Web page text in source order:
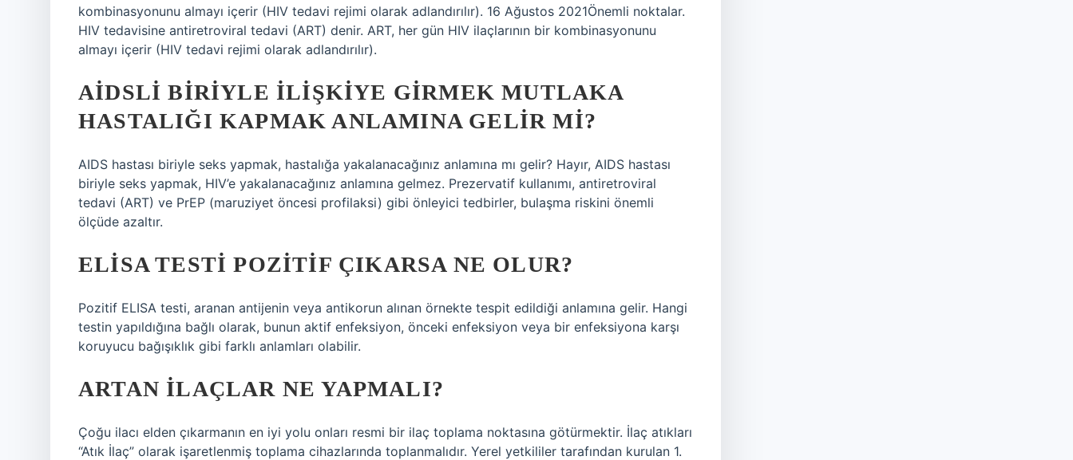
kombinasyonunu almayı içerir (HIV tedavi rejimi olarak adlandırılır). 16 Ağustos 2021Önemli noktalar.
HIV tedavisine antiretroviral tedavi (ART) denir. ART, her gün HIV ilaçlarının bir kombinasyonunu
almayı içerir (HIV tedavi rejimi olarak adlandırılır).
AIDSLI BIRIYLE ILIŞKIYE GIRMEK MUTLAKA
HASTALIĞI KAPMAK ANLAMINA GELIR MI?
AIDS hastası biriyle seks yapmak, hastalığa yakalanacağınız anlamına mı gelir? Hayır, AIDS hastası
biriyle seks yapmak, HIV’e yakalanacağınız anlamına gelmez. Prezervatif kullanımı, antiretroviral
tedavi (ART) ve PrEP (maruziyet öncesi profilaksi) gibi önleyici tedbirler, bulaşma riskini önemli
ölçüde azaltır.
ELISA TESTI POZITIF ÇIKARSA NE OLUR?
Pozitif ELISA testi, aranan antijenin veya antikorun alınan örnekte tespit edildiği anlamına gelir. Hangi
testin yapıldığına bağlı olarak, bunun aktif enfeksiyon, önceki enfeksiyon veya bir enfeksiyona karşı
koruyucu bağışıklık gibi farklı anlamları olabilir.
ARTAN ILAÇLAR NE YAPMALI?
Çoğu ilacı elden çıkarmanın en iyi yolu onları resmi bir ilaç toplama noktasına götürmektir. İlaç atıkları
“Atık İlaç” olarak işaretlenmiş toplama cihazlarında toplanmalıdır. Yerel yetkililer tarafından kurulan 1.